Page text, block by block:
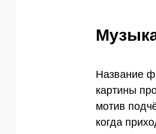
Название
картины
мотив
когда